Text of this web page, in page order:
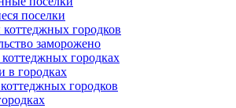
поселки
городков
заморожено
городках
в городках
городков